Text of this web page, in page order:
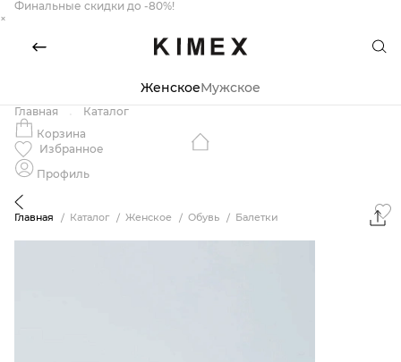
Финальные скидки до -80%!
×
ЖенскоеМужское
Главная
Каталог
Корзина
Избранное
Профиль
Главная Каталог Женское Обувь Балетки